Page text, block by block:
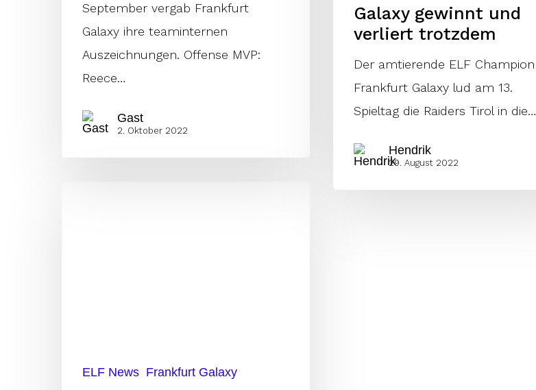
September vergab Frankfurt
Galaxy ihre teaminternen
Auszeichnungen. Offense MVP:
Reece…
Gast
2. Oktober 2022
Galaxy gewinnt und
verliert trotzdem
Der amtierende ELF Champion
Frankfurt Galaxy lud am 13.
Spieltag die Raiders Tirol in die…
Hendrik
29. August 2022
ELF News Frankfurt Galaxy